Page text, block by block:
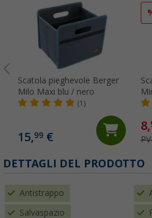
Scatola pieghevole Berger
Milo Maxi blu / nero
(1)
15,99 €
8,
DETTAGLI DEL PRODOTTO
Antistrappo
Salvaspazio